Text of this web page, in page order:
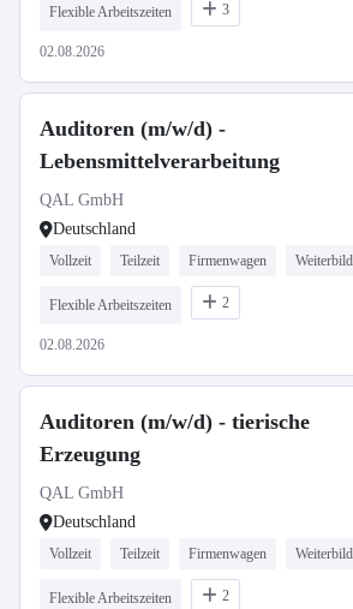
Flexible Arbeitszeiten 3
02.08.2026
Auditoren (m/w/d) -
Lebensmittelverarbeitung
QAL GmbH
Deutschland
Vollzeit Teilzeit Firmenwagen
Flexible Arbeitszeiten 2
02.08.2026
Auditoren (m/w/d) - tierische
Erzeugung
QAL GmbH
Deutschland
Vollzeit Teilzeit Firmenwagen
Flexible Arbeitszeiten 2